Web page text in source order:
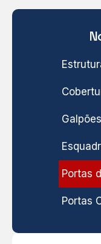
Portas
Portas